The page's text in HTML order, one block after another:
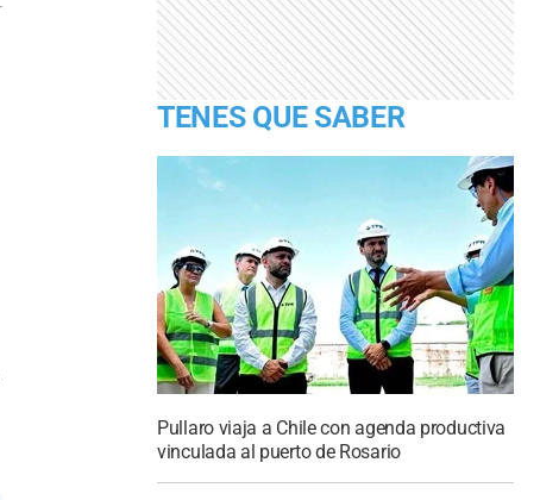
TENES QUE SABER
Pullaro viaja a Chile con agenda productiva
vinculada al puerto de Rosario